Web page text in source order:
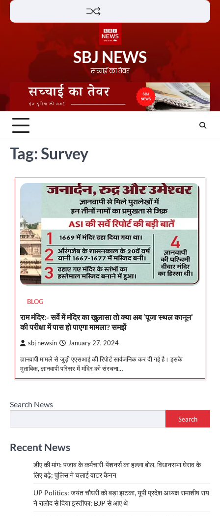
Skip
SBJ NEWS
सच्चाई का तेवर
Tag:Survey
BLOG
राम मंदिर:- सर्वे में मंदिर का खुलासा तो क्या अब ‘पूजा स्थल कानून’
की परीक्षा में पास हो पाएगा मामला? समझें
sbj newsin January 27, 2024
ज्ञानवापी मामले से जुड़ी एएसआई की रिपोर्ट सार्वजनिक कर दी गई है। इसके
मुताबिक, ज्ञानवापी परिसर में मंदिर की संरचना…
Search News
Search
Recent News
डीए की मांग: पंजाब के कर्मचारी-पेंशनर्स का हल्ला बोल, विधानसभा घेराव के
लिए बढ़े; पुलिस ने चलाई वाटर कैनन
UP Politics: जयंत चौधरी को बड़ा झटका, यूपी प्रदेश अध्यक्ष रामाशीष राय
ने रालोद से दिया इस्तीफा; BJP से आए थे